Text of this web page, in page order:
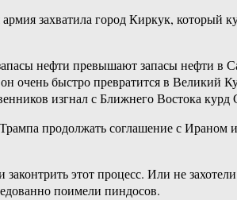
захватила город Киркук, который
нефти превышают запасы нефти в
очень быстро превратится в Великий
изгнал с Ближнего Востока курд
продолжать соглашение с
этот процесс. Или не
поимели пиндосов.